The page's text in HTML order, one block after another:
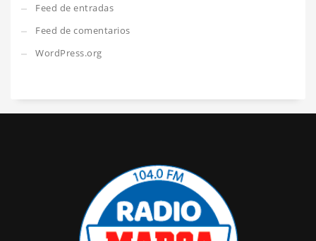
Feed de entradas
Feed de comentarios
WordPress.org